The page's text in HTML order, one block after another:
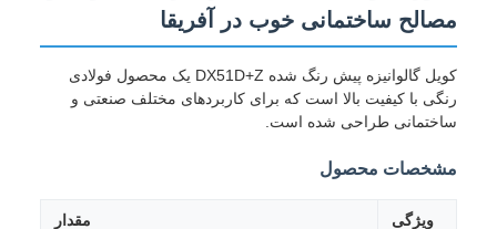
مصالح ساختمانی خوب در آفریقا
کویل گالوانیزه پیش رنگ شده DX51D+Z یک محصول فولادی
رنگی با کیفیت بالا است که برای کاربردهای مختلف صنعتی و
ساختمانی طراحی شده است.
مشخصات محصول
ویژگی